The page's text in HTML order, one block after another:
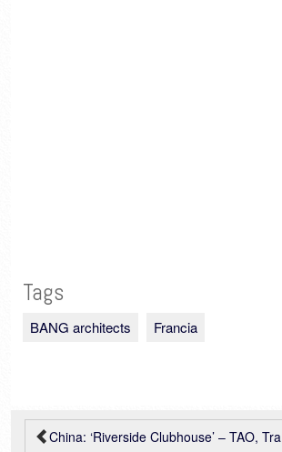
Tags
BANG architects Francia
China: ‘Riverside Clubhouse’ – TAO, Trace Architecture Office